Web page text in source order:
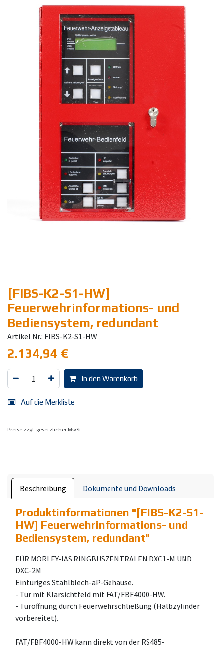
[FIBS-K2-S1-HW]
Feuerwehrinformations- und
Bediensystem, redundant
Artikel Nr.: FIBS-K2-S1-HW
2.134,94 €
In den Warenkorb
Auf die Merkliste
Preise zzgl. gesetzlicher MwSt.
Beschreibung Dokumente und Downloads
Produktinformationen "[FIBS-K2-S1-
HW] Feuerwehrinformations- und
Bediensystem, redundant"
FÜR MORLEY-IAS RINGBUSZENTRALEN DXC1-M UND
DXC-2M
Eintüriges Stahlblech-aP-Gehäuse.
- Tür mit Klarsichtfeld mit FAT/FBF4000-HW.
- Türöffnung durch Feuerwehrschließung (Halbzylinder
vorbereitet).
FAT/FBF4000-HW kann direkt von der RS485-